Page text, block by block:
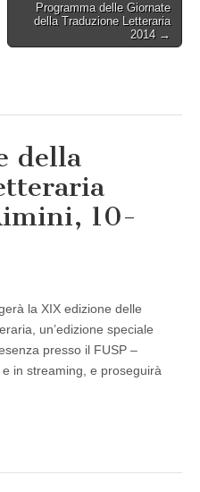
Programma delle Giornate
della Traduzione Letteraria
2014 →
della
10-
la XIX edizione delle
un’edizione speciale
presso il FUSP –
in streaming, e proseguirà